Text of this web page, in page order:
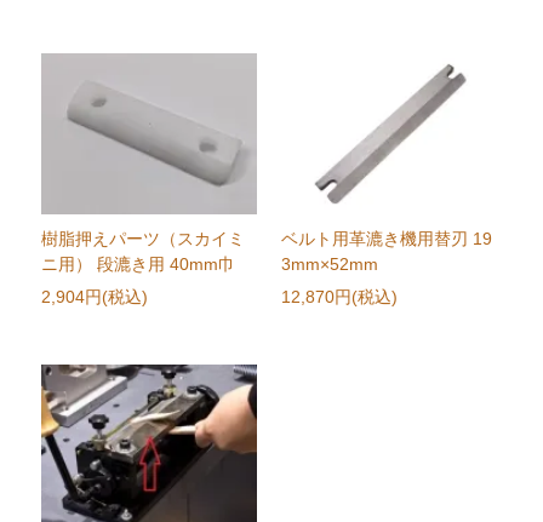
樹脂押えパーツ（スカイミ
ニ用） 段漉き用 40mm巾
2,904円(税込)
ベルト用革漉き機用替刃 19
3mm×52mm
12,870円(税込)